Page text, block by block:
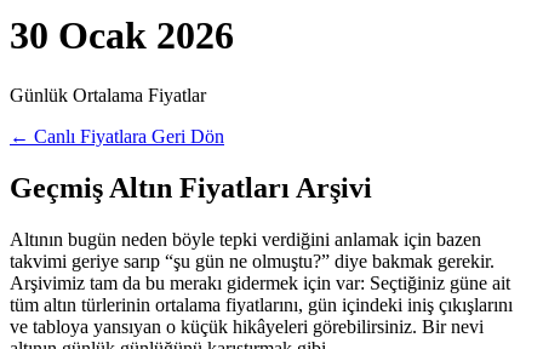
30 Ocak 2026
Günlük Ortalama Fiyatlar
← Canlı Fiyatlara Geri Dön
Geçmiş Altın Fiyatları Arşivi
Altının bugün neden böyle tepki verdiğini anlamak için bazen
takvimi geriye sarıp “şu gün ne olmuştu?” diye bakmak gerekir.
Arşivimiz tam da bu merakı gidermek için var: Seçtiğiniz güne ait
tüm altın türlerinin ortalama fiyatlarını, gün içindeki iniş çıkışlarını
ve tabloya yansıyan o küçük hikâyeleri görebilirsiniz. Bir nevi